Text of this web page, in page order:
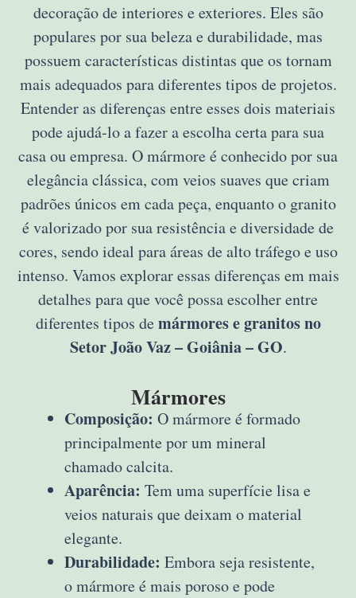
decoração de interiores e exteriores. Eles são
populares por sua beleza e durabilidade, mas
possuem características distintas que os tornam
mais adequados para diferentes tipos de projetos.
Entender as diferenças entre esses dois materiais
pode ajudá-lo a fazer a escolha certa para sua
casa ou empresa. O mármore é conhecido por sua
elegância clássica, com veios suaves que criam
padrões únicos em cada peça, enquanto o granito
é valorizado por sua resistência e diversidade de
cores, sendo ideal para áreas de alto tráfego e uso
intenso. Vamos explorar essas diferenças em mais
detalhes para que você possa escolher entre
diferentes tipos de mármores e granitos no
Setor João Vaz – Goiânia – GO.
Mármores
Composição: O mármore é formado
principalmente por um mineral
chamado calcita.
Aparência: Tem uma superfície lisa e
veios naturais que deixam o material
elegante.
Durabilidade: Embora seja resistente,
o mármore é mais poroso e pode